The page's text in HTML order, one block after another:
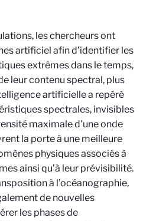
les chercheurs ont
artificiel afin d’identifier les
extrêmes dans le temps,
leur contenu spectral, plus
artificielle a repéré
spectrales, invisibles
maximale d'une onde
la porte à une meilleure
physiques associés à
ainsi qu’à leur prévisibilité.
à l’océanographie,
de nouvelles
les phases de